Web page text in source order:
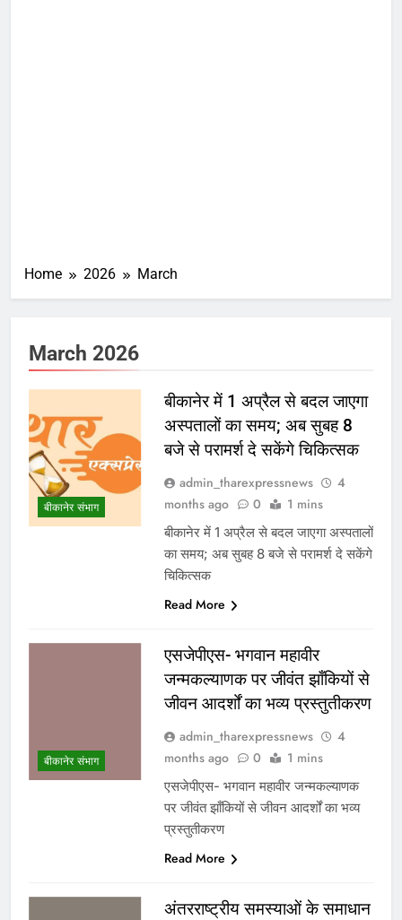
Home 2026 March
March 2026
बीकानेर संभाग
बीकानेर में 1 अप्रैल से बदल जाएगा
अस्पतालों का समय; अब सुबह 8
बजे से परामर्श दे सकेंगे चिकित्सक
admin_tharexpressnews
4
months ago
0 1 mins
बीकानेर में 1 अप्रैल से बदल जाएगा अस्पतालों
का समय; अब सुबह 8 बजे से परामर्श दे सकेंगे
चिकित्सक
Read More
बीकानेर संभाग
एसजेपीएस- भगवान महावीर
जन्मकल्याणक पर जीवंत झाँकियों से
जीवन आदर्शों का भव्य प्रस्तुतीकरण
admin_tharexpressnews
4
months ago
0 1 mins
एसजेपीएस- भगवान महावीर जन्मकल्याणक
पर जीवंत झाँकियों से जीवन आदर्शों का भव्य
प्रस्तुतीकरण
Read More
अंतरराष्ट्रीय समस्याओं के समाधान